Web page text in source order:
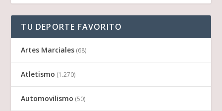
TU DEPORTE FAVORITO
Artes Marciales (68)
Atletismo (1.270)
Automovilismo (50)